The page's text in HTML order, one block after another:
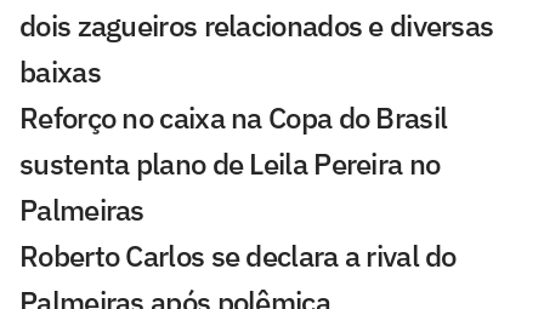
dois zagueiros relacionados e diversas
baixas
Reforço no caixa na Copa do Brasil
sustenta plano de Leila Pereira no
Palmeiras
Roberto Carlos se declara a rival do